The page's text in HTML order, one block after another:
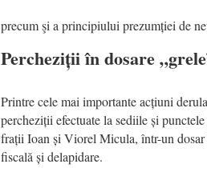
precum şi a principiului prezumției de
Percheziții în dosare
Printre cele mai importante acțiuni
percheziții efectuate la sediile și
frații Ioan și Viorel Micula, într-un dosar
fiscală și delapidare.